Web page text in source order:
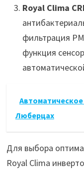
Royal Clima
фильтрация
функция
Люберцах
Для выбора
Royal Clima